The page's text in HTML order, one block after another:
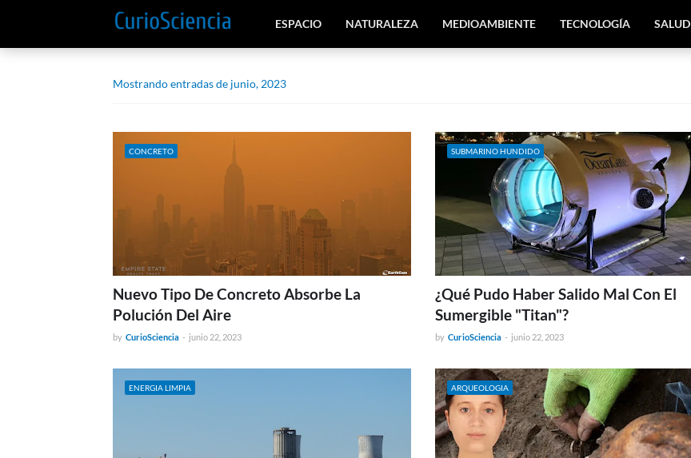
ESPACIO NATURALEZA MEDIOAMBIENTE TECNOLOGÍA SALUD
Mostrando entradas de junio, 2023
CONCRETO
Nuevo Tipo De Concreto Absorbe La
Polución Del Aire
by CurioSciencia - junio 22, 2023
SUBMARINO HUNDIDO
¿Qué Pudo Haber Salido Mal Con El
Sumergible "Titan"?
by CurioSciencia - junio 22, 2023
ENERGIA LIMPIA ARQUEOLOGIA